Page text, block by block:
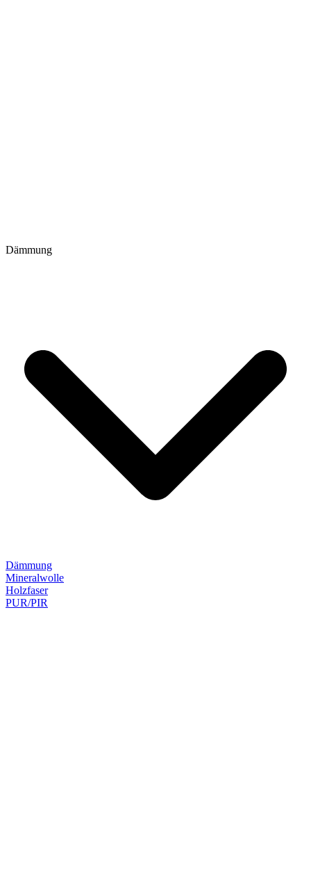
Dämmung
Dämmung
Mineralwolle
Holzfaser
PUR/PIR